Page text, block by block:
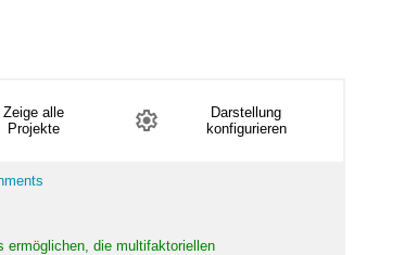
Zeige alle
Projekte
Darstellung
konfigurieren
ermöglichen, die multifaktoriellen